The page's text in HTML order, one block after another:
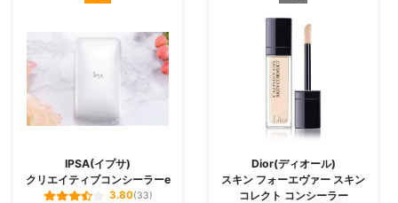
IPSA(イプサ)
クリエイティブコンシーラーe
3.80(33)
Dior(ディオール)
スキン フォーエヴァー スキン
コレクト コンシーラー